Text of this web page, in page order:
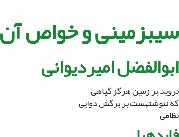
سیب‏زمینى و خواص آن‏
ابوالفضل امیردیوانى‏
نروید بر زمین هرگز گیاهى‏
که ننوشته‏ست بر برگش دوایى‏
نظامى‏